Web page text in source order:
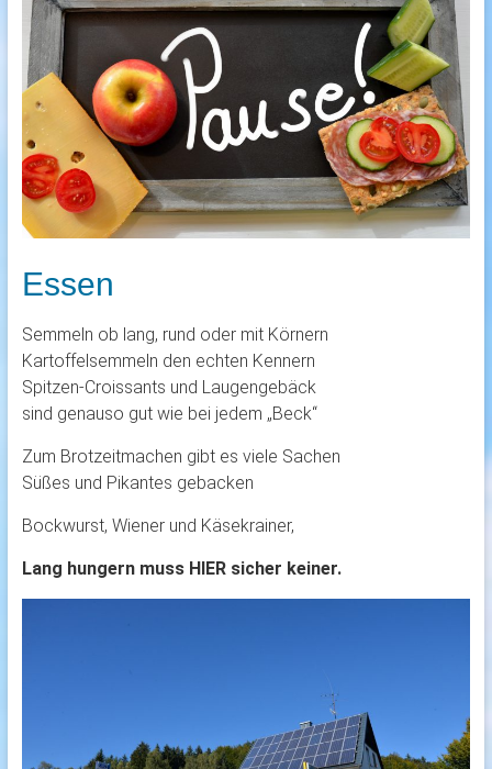
Essen
Semmeln ob lang, rund oder mit Körnern
Kartoffelsemmeln den echten Kennern
Spitzen-Croissants und Laugengebäck
sind genauso gut wie bei jedem „Beck“
Zum Brotzeitmachen gibt es viele Sachen
Süßes und Pikantes gebacken
Bockwurst, Wiener und Käsekrainer,
Lang hungern muss HIER sicher keiner.